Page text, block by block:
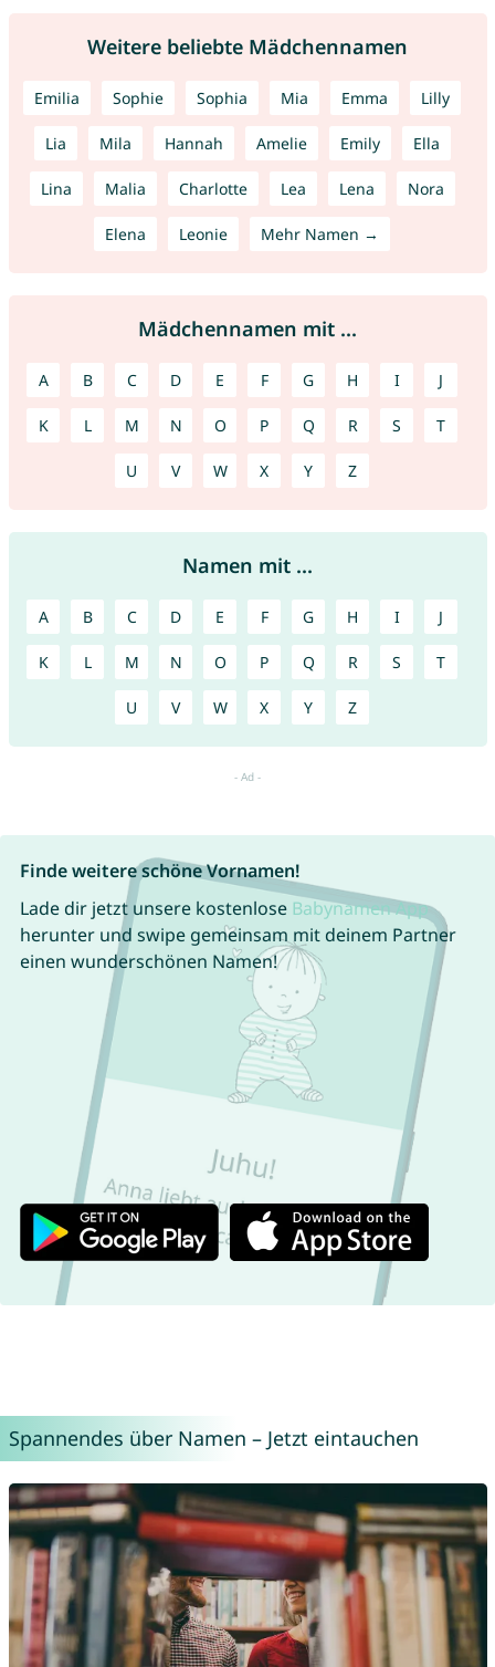
Weitere beliebte Mädchennamen
Emilia Sophie Sophia Mia Emma Lilly
Lia Mila Hannah Amelie Emily Ella
Lina Malia Charlotte Lea Lena Nora
Elena Leonie Mehr Namen →
Mädchennamen mit ...
A B C D E F G H I J
K L M N O P Q R S T
U V W X Y Z
Namen mit ...
A B C D E F G H I J
K L M N O P Q R S T
U V W X Y Z
Finde weitere schöne Vornamen!
Lade dir jetzt unsere kostenlose Babynamen App
herunter und swipe gemeinsam mit deinem Partner
einen wunderschönen Namen!
Spannendes über Namen – Jetzt eintauchen